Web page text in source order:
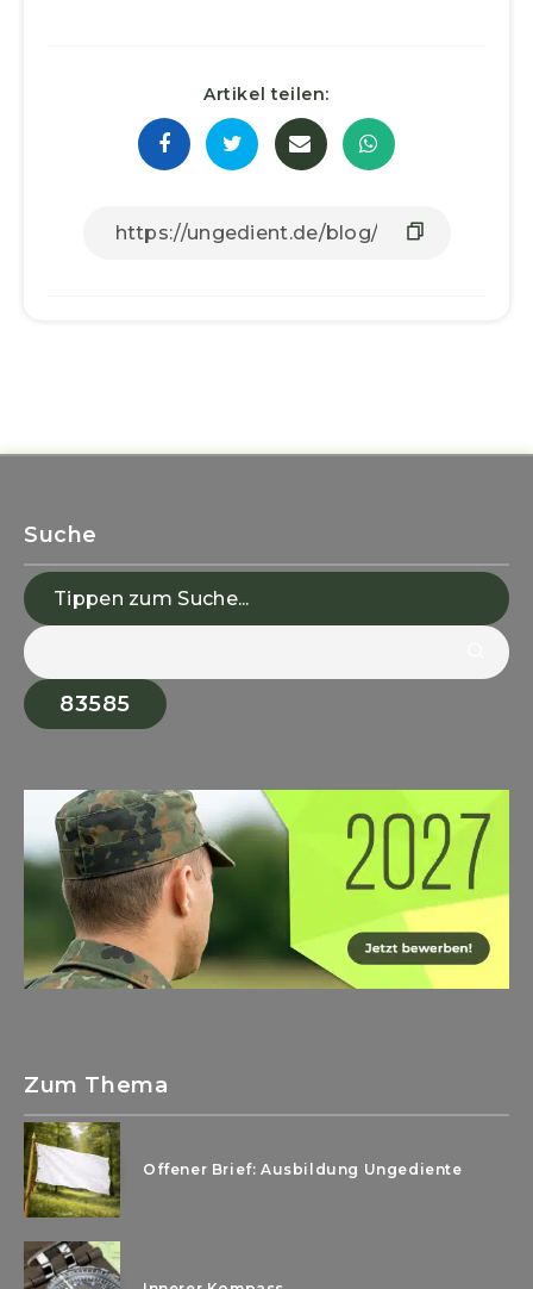
Artikel teilen:
Suche
Zum Thema
Offener Brief: Ausbildung Ungediente